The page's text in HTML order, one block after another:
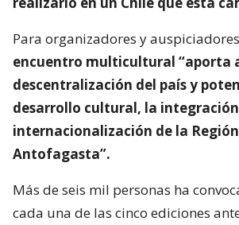
Para organizadores y
encuentro multicultural “aporta
descentralización del país y
desarrollo cultural, la
internacionalización de la
Antofagasta”.
Más de seis mil personas ha
cada una de las cinco ediciones